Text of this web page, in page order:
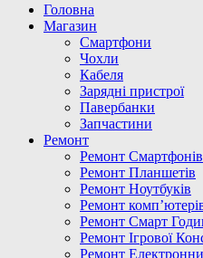
Головна
Магазин
Смартфони
Чохли
Кабеля
Зарядні пристрої
Павербанки
Запчастини
Ремонт
Ремонт Смартфонів
Ремонт Планшетів
Ремонт Ноутбуків
Ремонт
Ремонт Смарт
Ремонт Ігрової
Ремонт